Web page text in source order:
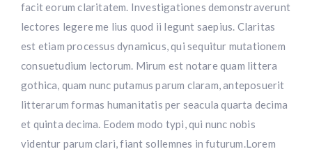
facit eorum claritatem. Investigationes demonstraverunt
lectores legere me lius quod ii legunt saepius. Claritas
est etiam processus dynamicus, qui sequitur mutationem
consuetudium lectorum. Mirum est notare quam littera
gothica, quam nunc putamus parum claram, anteposuerit
litterarum formas humanitatis per seacula quarta decima
et quinta decima. Eodem modo typi, qui nunc nobis
videntur parum clari, fiant sollemnes in futurum.Lorem